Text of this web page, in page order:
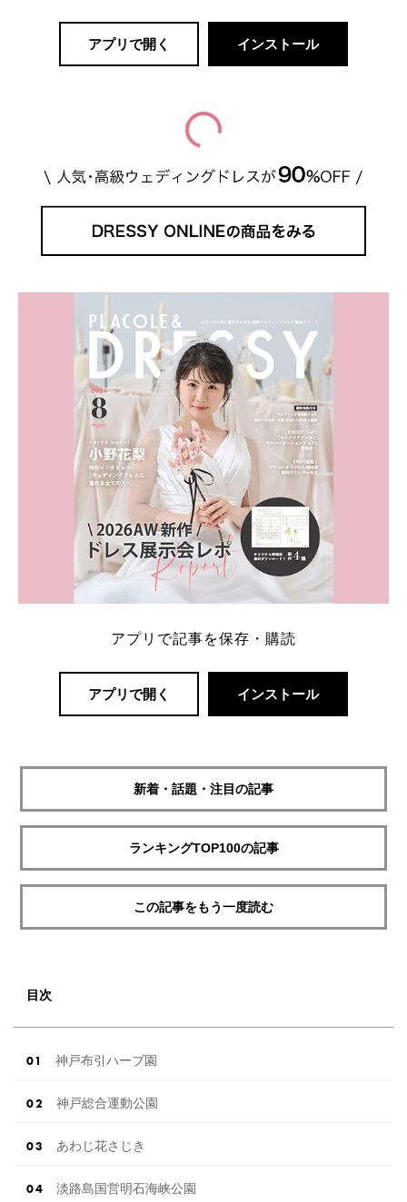
アプリで開く インストール
アプリで記事を保存・購読
アプリで開く インストール
新着・話題・注目の記事
ランキングTOP100の記事
この記事をもう一度読む
目次
神戸布引ハーブ園
神戸総合運動公園
あわじ花さじき
淡路島国営明石海峡公園